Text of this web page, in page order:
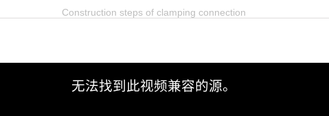
Construction steps of clamping connection
无法找到此视频兼容的源。